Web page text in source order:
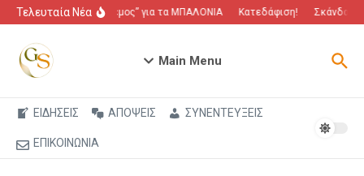
Μετάβαση στο περιεχόμενο
Τελευταία Νέα“Πόλεμος” για τα ΜΠΑΛΟΝΙΑ Κατεδάφιση! Σκάνδαλο
Main Menu
ΕΙΔΗΣΕΙΣ ΑΠΟΨΕΙΣ ΣΥΝΕΝΤΕΥΞΕΙΣ
ΕΠΙΚΟΙΝΩΝΙΑ